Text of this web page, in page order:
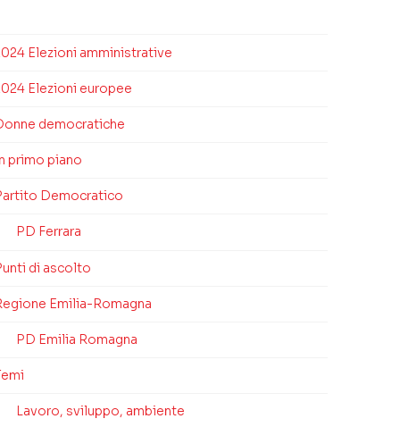
Elezioni amministrative
Elezioni europee
democratiche
primo piano
Democratico
PD Ferrara
di ascolto
Emilia-Romagna
PD Emilia Romagna
Lavoro, sviluppo, ambiente